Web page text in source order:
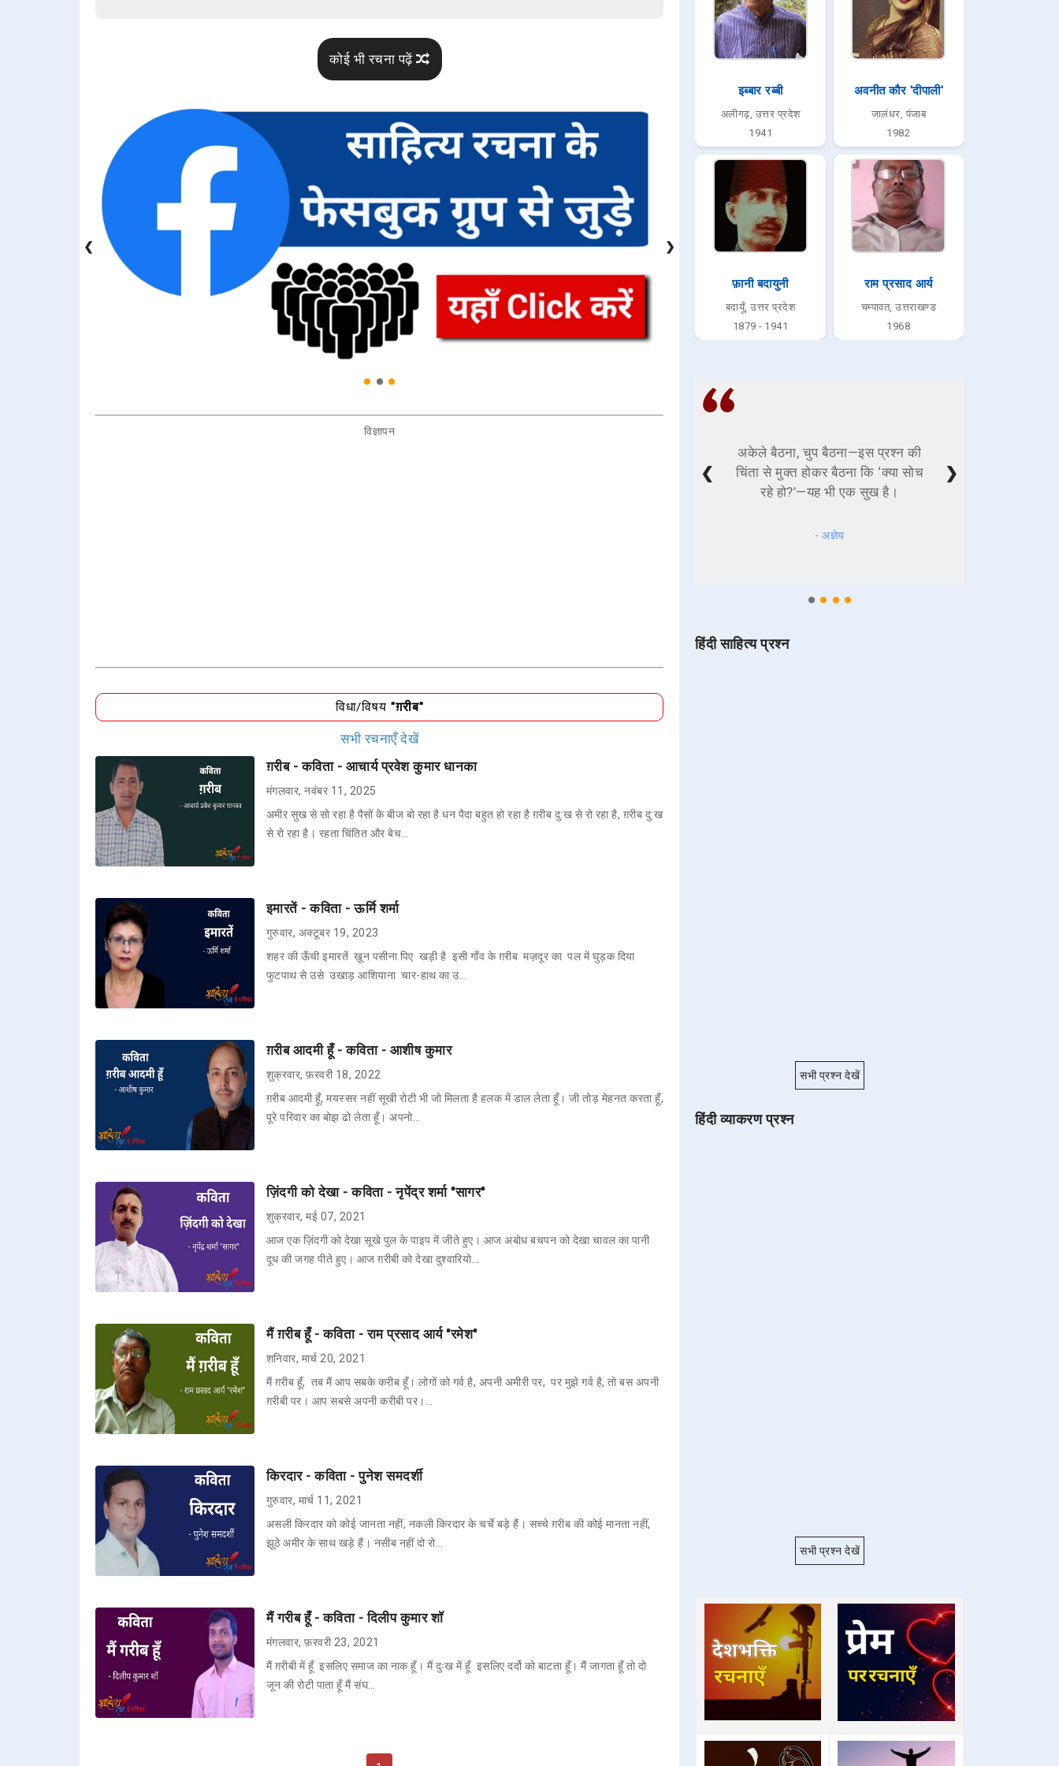
कोई भी रचना पढ़ें
❮ ❯
विज्ञापन
विधा/विषय "ग़रीब"
सभी रचनाएँ देखें
ग़रीब - कविता - आचार्य प्रवेश कुमार धानका
मंगलवार, नवंबर 11, 2025
अमीर सुख से सो रहा है पैसों के बीज बो रहा है धन पैदा बहुत हो रहा है ग़रीब दु:ख से रो रहा है, ग़रीब दु:ख
से रो रहा है। रहता चिंतित और बेच…
इमारतें - कविता - ऊर्मि शर्मा
गुरुवार, अक्टूबर 19, 2023
शहर की ऊँची इमारतें ख़ून पसीना पिए खड़ी है इसी गाँव के ग़रीब मज़दूर का पल में घुड़क दिया
फुटपाथ से उसे उखाड़ आशियाना चार-हाथ का उ…
ग़रीब आदमी हूँ - कविता - आशीष कुमार
शुक्रवार, फ़रवरी 18, 2022
ग़रीब आदमी हूँ, मयस्सर नहीं सूखी रोटी भी जो मिलता है हलक में डाल लेता हूँ। जी तोड़ मेहनत करता हूँ,
पूरे परिवार का बोझ ढो लेता हूँ। अपनो…
ज़िंदगी को देखा - कविता - नृपेंद्र शर्मा "सागर"
शुक्रवार, मई 07, 2021
आज एक ज़िंदगी को देखा सूखे पुल के पाइप में जीते हुए। आज अबोध बचपन को देखा चावल का पानी
दूध की जगह पीते हुए। आज ग़रीबी को देखा दुश्वारियो…
मैं ग़रीब हूँ - कविता - राम प्रसाद आर्य "रमेश"
शनिवार, मार्च 20, 2021
मैं ग़रीब हूँ, तब मैं आप सबके करीब हूँ। लोगों को गर्व है, अपनी अमीरी पर, पर मुझे गर्व है, तो बस अपनी
ग़रीबी पर। आप सबसे अपनी करीबी पर।…
किरदार - कविता - पुनेश समदर्शी
गुरुवार, मार्च 11, 2021
असली किरदार को कोई जानता नहीं, नकली किरदार के चर्चे बड़े हैं। सच्चे ग़रीब की कोई मानता नहीं,
झूठे अमीर के साथ खड़े हैं। नसीब नहीं दो रो…
मैं गरीब हूँ - कविता - दिलीप कुमार शॉ
मंगलवार, फ़रवरी 23, 2021
मैं ग़रीबी में हूँ इसलिए समाज का नाक हूँ। मैं दुःख में हूँ इसलिए दर्दो को बाटता हूँ। मैं जागता हूँ तो दो
जून की रोटी पाता हूँ मैं संघ…
इब्बार रब्बी
अलीगढ़, उत्तर प्रदेश
1941
अवनीत कौर 'दीपाली'
जालंधर, पंजाब
1982
फ़ानी बदायुनी
बदायूँ, उत्तर प्रदेश
1879 - 1941
राम प्रसाद आर्य
चम्पावत, उत्तराखण्ड
1968
अकेले बैठना, चुप बैठना—इस प्रश्न की
चिंता से मुक्त होकर बैठना कि ‘क्या सोच
रहे हो?’—यह भी एक सुख है।
- अज्ञेय
❮ ❯
हिंदी साहित्य प्रश्न
सभी प्रश्न देखें
हिंदी व्याकरण प्रश्न
सभी प्रश्न देखें